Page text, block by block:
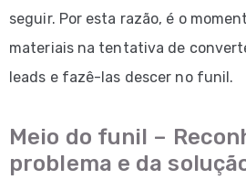
seguir. Por esta razão, é o
materiais na tentativa de
leads e fazê-las descer no funil.
Meio do funil –
problema e da